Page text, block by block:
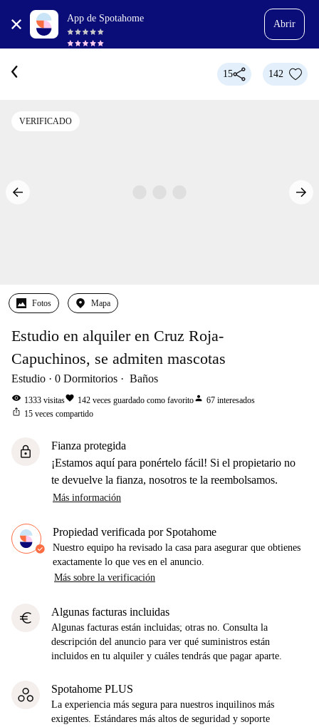
App de Spotahome
Abrir
15 142
VERIFICADO
Fotos Mapa
Estudio en alquiler en Cruz Roja-
Capuchinos, se admiten mascotas
Estudio 0 Dormitorios Baños
visibility 1333 visitasfavorite 142 veces guardado como favoritoperson 67 interesados
ios_share 15 veces compartido
lock
Fianza protegida
¡Estamos aquí para ponértelo fácil! Si el propietario no
te devuelve la fianza, nosotros te la reembolsamos.
Más información
Propiedad verificada por Spotahome
Nuestro equipo ha revisado la casa para asegurar que obtienes
exactamente lo que ves en el anuncio.
Más sobre la verificación
euro Algunas facturas incluidas
Algunas facturas están incluidas; otras no. Consulta la
descripción del anuncio para ver qué suministros están
incluidos en tu alquiler y cuáles tendrás que pagar aparte.
Spotahome PLUS
La experiencia más segura para nuestros inquilinos más
exigentes. Estándares más altos de seguridad y soporte